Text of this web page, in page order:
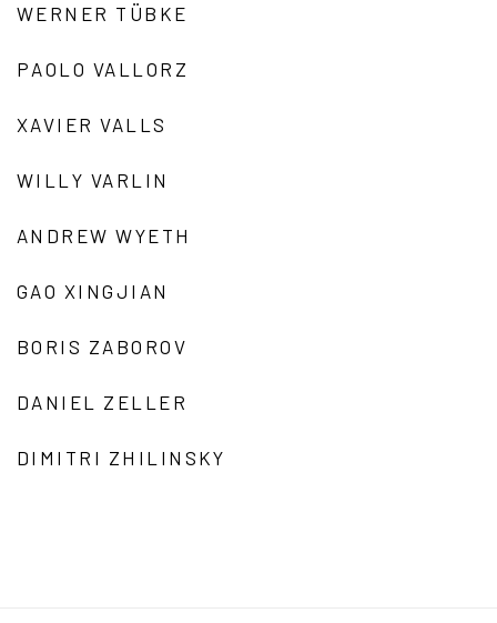
WERNER TÜBKE
PAOLO VALLORZ
XAVIER VALLS
WILLY VARLIN
ANDREW WYETH
GAO XINGJIAN
BORIS ZABOROV
DANIEL ZELLER
DIMITRI ZHILINSKY